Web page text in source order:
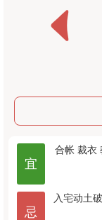
宜
合帐 裁衣
忌
入宅动土